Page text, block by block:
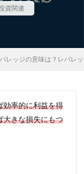
資関連
レッジの意味は？レバレ
効率的に利益を得
大きな損失にもつ